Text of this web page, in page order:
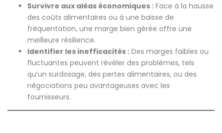
Survivre aux aléas économiques : Face à la hausse
des coûts alimentaires ou à une baisse de
fréquentation, une marge bien gérée offre une
meilleure résilience.
Identifier les inefficacités : Des marges faibles ou
fluctuantes peuvent révéler des problèmes, tels
qu’un surdosage, des pertes alimentaires, ou des
négociations peu avantageuses avec les
fournisseurs.